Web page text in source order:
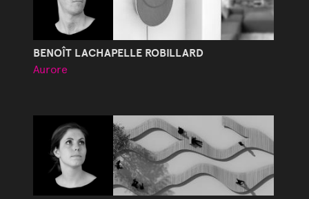
BENOÎT LACHAPELLE ROBILLARD
Aurore